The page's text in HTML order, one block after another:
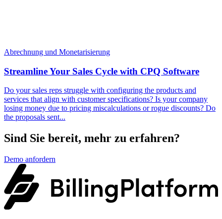
Abrechnung und Monetarisierung
Streamline Your Sales Cycle with CPQ Software
Do your sales reps struggle with configuring the products and
services that align with customer specifications? Is your company
losing money due to pricing miscalculations or rogue discounts? Do
the proposals sent...
Sind Sie bereit, mehr zu erfahren?
Demo anfordern